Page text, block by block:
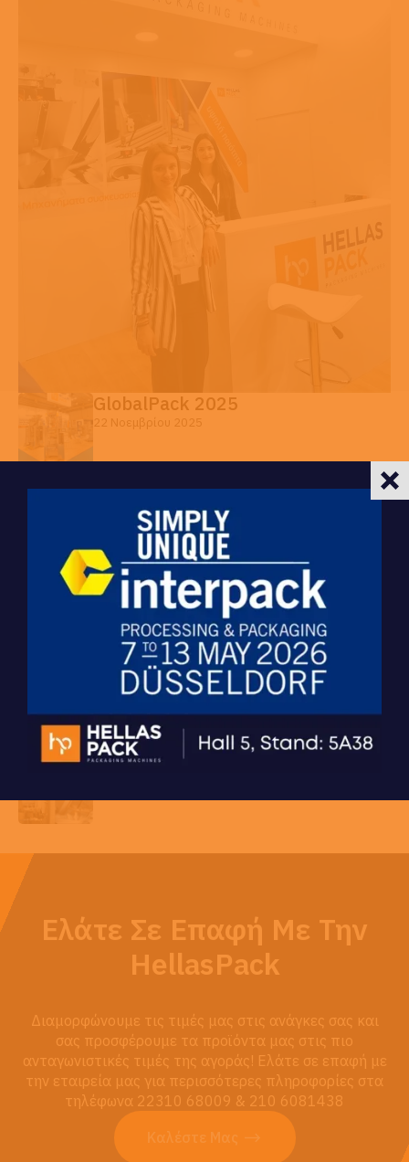
GlobalPack 2025
22 Νοεμβρίου 2025
Foodtech 2023
22 Οκτωβρίου 2023
Interpack 2023
3 Μαΐου 2023
Syskevasia 2022
28 Σεπτεμβρίου 2022
Syskevasia 2018
Ελάτε Σε Επαφή Με Την
HellasPack
Διαμορφώνουμε τις τιμές μας στις ανάγκες σας και
σας προσφέρουμε τα προϊόντα μας στις πιο
ανταγωνιστικές τιμές της αγοράς! Ελάτε σε επαφή με
την εταιρεία μας για περισσότερες πληροφορίες στα
τηλέφωνα 22310 68009 & 210 6081438
Καλέστε Μας